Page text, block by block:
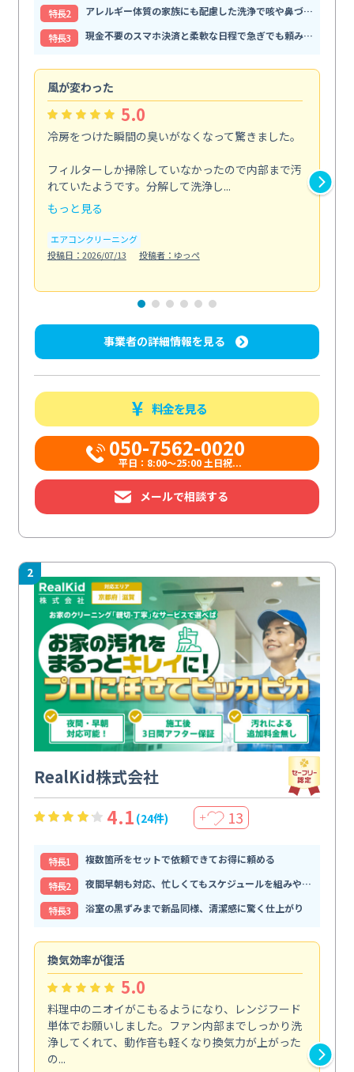
特⻑2
アレルギー体質の家族にも配慮した洗浄で咳や鼻づまりが和らぐ
特⻑3
現金不要のスマホ決済と柔軟な日程で急ぎでも頼みやすい
風が変わった
5.0
冷房をつけた瞬間の臭いがなくなって驚きました。
フィルターしか掃除していなかったので内部まで汚
れていたようです。分解して洗浄し...
もっと見る
エアコンクリーニング
投稿日：2026/07/13
投稿者：ゆっぺ
事業者の詳細情報を見る
料金を見る
050-7562-0020
平日：8:00〜25:00 土日祝...
メールで相談する
2
RealKid株式会社
4.1 (24件) ＋ 13
特⻑1
複数箇所をセットで依頼できてお得に頼める
特⻑2
夜間早朝も対応、忙しくてもスケジュールを組みやすい
特⻑3
浴室の黒ずみまで新品同様、清潔感に驚く仕上がり
換気効率が復活
5.0
料理中のニオイがこもるようになり、レンジフード
単体でお願いしました。ファン内部までしっかり洗
浄してくれて、動作音も軽くなり換気力が上がった
の...